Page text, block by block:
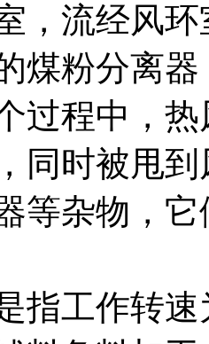
，流经风
煤粉分离
过程中，
同时被甩
等杂物，
工作转速